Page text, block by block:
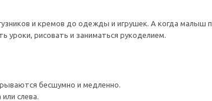
и кремов до одежды и игрушек. А когда малыш
уроки, рисовать и заниматься рукоделием.
бесшумно и медленно.
слева.